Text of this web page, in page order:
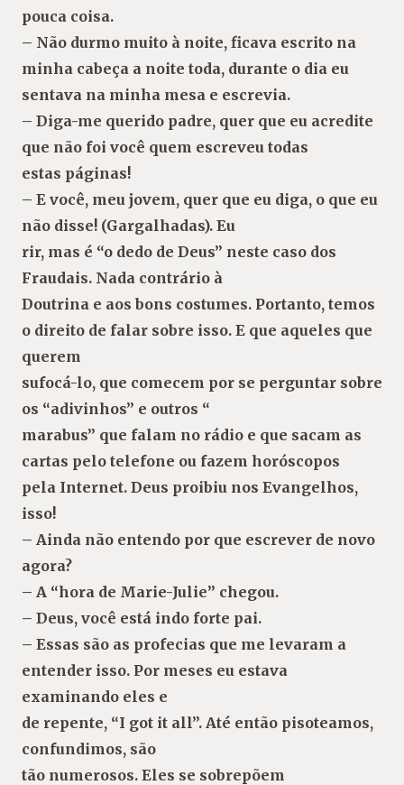
pouca coisa.
– Não durmo muito à noite, ficava escrito na
minha cabeça a noite toda, durante o dia eu
sentava na minha mesa e escrevia.
– Diga-me querido padre, quer que eu acredite
que não foi você quem escreveu todas
estas páginas!
– E você, meu jovem, quer que eu diga, o que eu
não disse! (Gargalhadas). Eu
rir, mas é “o dedo de Deus” neste caso dos
Fraudais. Nada contrário à
Doutrina e aos bons costumes. Portanto, temos
o direito de falar sobre isso. E que aqueles que
querem
sufocá-lo, que comecem por se perguntar sobre
os “adivinhos” e outros “
marabus” que falam no rádio e que sacam as
cartas pelo telefone ou fazem horóscopos
pela Internet. Deus proibiu nos Evangelhos,
isso!
– Ainda não entendo por que escrever de novo
agora?
– A “hora de Marie-Julie” chegou.
– Deus, você está indo forte pai.
– Essas são as profecias que me levaram a
entender isso. Por meses eu estava
examinando eles e
de repente, “I got it all”. Até então pisoteamos,
confundimos, são
tão numerosos. Eles se sobrepõem